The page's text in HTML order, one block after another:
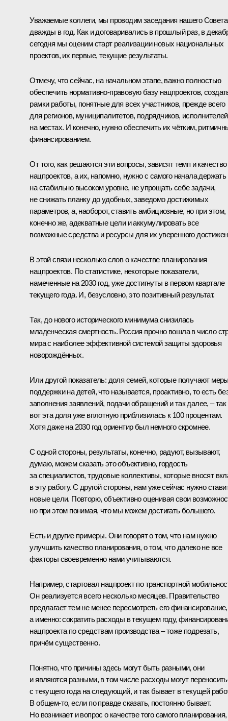
Уважаемые коллеги, мы проводим заседания нашего Совета
дважды в год. Как и договаривались в прошлый раз, в
сегодня мы оценим старт реализации новых национальных
проектов, их первые, текущие результаты.
Отмечу, что сейчас, на начальном этапе, важно полностью
обеспечить нормативно-правовую базу нацпроектов,
рамки работы, понятные для всех участников, прежде всего
для регионов, муниципалитетов, подрядчиков, исполнителей
на местах. И конечно, нужно обеспечить их чётким,
финансированием.
От того, как решаются эти вопросы, зависят темп и качество
нацпроектов, а их, напомню, нужно с самого начала держать
на стабильно высоком уровне, не упрощать себе задачи,
не снижать планку до удобных, заведомо достижимых
параметров, а, наоборот, ставить амбициозные, но при этом,
конечно же, адекватные цели и аккумулировать все
возможные средства и ресурсы для их уверенного
В этой связи несколько слов о качестве планирования
нацпроектов. По статистике, некоторые показатели,
намеченные на 2030 год, уже достигнуты в первом квартале
текущего года. И, безусловно, это позитивный результат.
Так, до нового исторического минимума снизилась
младенческая смертность. Россия прочно вошла в число
мира с наиболее эффективной системой защиты здоровья
новорождённых.
Или другой показатель: доля семей, которые получают
поддержки на детей, что называется, проактивно, то есть
заполнения заявлений, подачи обращений и так далее, – так
вот эта доля уже вплотную приблизилась к 100 процентам.
Хотя даже на 2030 год ориентир был немного скромнее.
С одной стороны, результаты, конечно, радуют, вызывают,
думаю, можем сказать это объективно, гордость
за специалистов, трудовые коллективы, которые вносят
в эту работу. С другой стороны, нам уже сейчас нужно
новые цели. Повторю, объективно оценивая свои
но при этом понимая, что мы можем достигать большего.
Есть и другие примеры. Они говорят о том, что нам нужно
улучшить качество планирования, о том, что далеко не все
факторы своевременно нами учитываются.
Например, стартовал нацпроект по транспортной
Он реализуется всего несколько месяцев. Правительство
предлагает тем не менее пересмотреть его финансирование,
а именно: сократить расходы в текущем году,
нацпроекта по средствам производства – тоже подрезать,
причём существенно.
Понятно, что причины здесь могут быть разными, они
и являются разными, в том числе расходы могут
с текущего года на следующий, и так бывает в текущей
В общем-то, если по правде сказать, постоянно бывает.
Но возникает и вопрос о качестве того самого планирования,